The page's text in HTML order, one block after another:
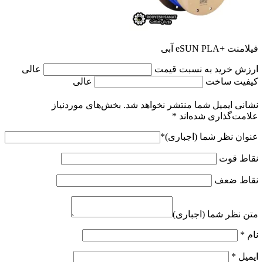
فیلامنت +eSUN PLA آبی
ارزش خرید به نسبت قیمت
عالی
کیفیت ساخت
عالی
نشانی ایمیل شما منتشر نخواهد شد. بخش‌های موردنیاز
علامت‌گذاری شده‌اند *
عنوان نظر شما (اجباری)*
نقاط قوت
نقاط ضعف
متن نظر شما (اجباری)
نام *
ایمیل *